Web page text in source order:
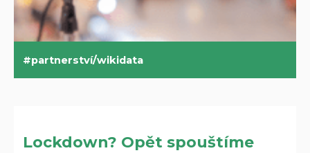
partnerství/wikidata
Lockdown? Opět spouštíme